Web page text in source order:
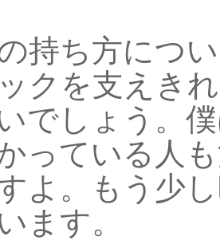
持ち方につ
クを支えき
でしょう。
っている人
よ。もう少
ます。